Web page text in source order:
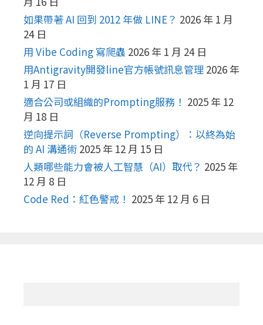
如果帶著 AI 回到 2012 年做 LINE？ 2026 年 1 月
24 日
用 Vibe Coding 寫爬蟲 2026 年 1 月 24 日
用Antigravity開發line官方帳號訊息管理 2026 年
1 月 17 日
適合公司或組織的Prompting服務！ 2025 年 12
月 18 日
逆向提示詞（Reverse Prompting）：以終為始
的 AI 溝通術 2025 年 12 月 15 日
人類哪些能力會被人工智慧（AI）取代？ 2025 年
12 月 8 日
Code Red：紅色警戒！ 2025 年 12 月 6 日